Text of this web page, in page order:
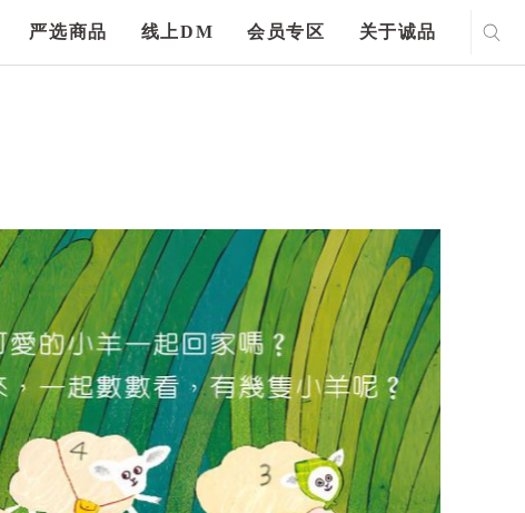
严选商品 线上DM 会员专区 关于诚品